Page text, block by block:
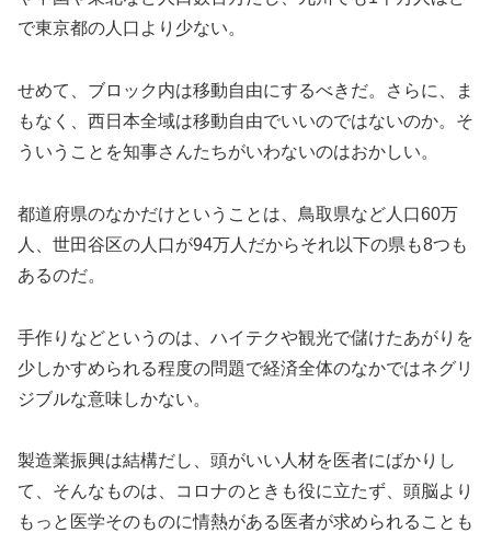
で東京都の人口より少ない。
せめて、ブロック内は移動自由にするべきだ。さらに、ま
もなく、西日本全域は移動自由でいいのではないのか。そ
ういうことを知事さんたちがいわないのはおかしい。
都道府県のなかだけということは、鳥取県など人口60万
人、世田谷区の人口が94万人だからそれ以下の県も8つも
あるのだ。
手作りなどというのは、ハイテクや観光で儲けたあがりを
少しかすめられる程度の問題で経済全体のなかではネグリ
ジブルな意味しかない。
製造業振興は結構だし、頭がいい人材を医者にばかりし
て、そんなものは、コロナのときも役に立たず、頭脳より
もっと医学そのものに情熱がある医者が求められることも